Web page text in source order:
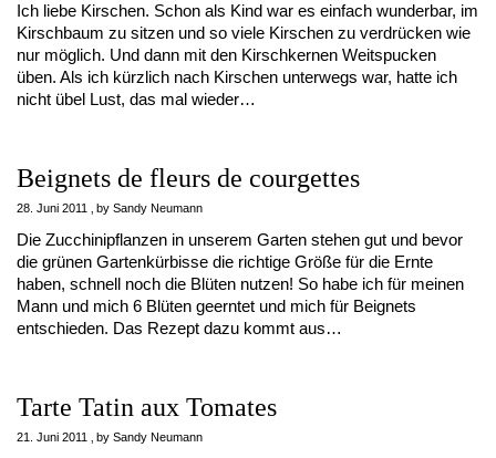
Ich liebe Kirschen. Schon als Kind war es einfach wunderbar, im
Kirschbaum zu sitzen und so viele Kirschen zu verdrücken wie
nur möglich. Und dann mit den Kirschkernen Weitspucken
üben. Als ich kürzlich nach Kirschen unterwegs war, hatte ich
nicht übel Lust, das mal wieder…
Beignets de fleurs de courgettes
28. Juni 2011 by Sandy Neumann
Die Zucchinipflanzen in unserem Garten stehen gut und bevor
die grünen Gartenkürbisse die richtige Größe für die Ernte
haben, schnell noch die Blüten nutzen! So habe ich für meinen
Mann und mich 6 Blüten geerntet und mich für Beignets
entschieden. Das Rezept dazu kommt aus…
Tarte Tatin aux Tomates
21. Juni 2011 by Sandy Neumann